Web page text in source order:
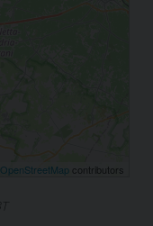
OpenStreetMap contributors